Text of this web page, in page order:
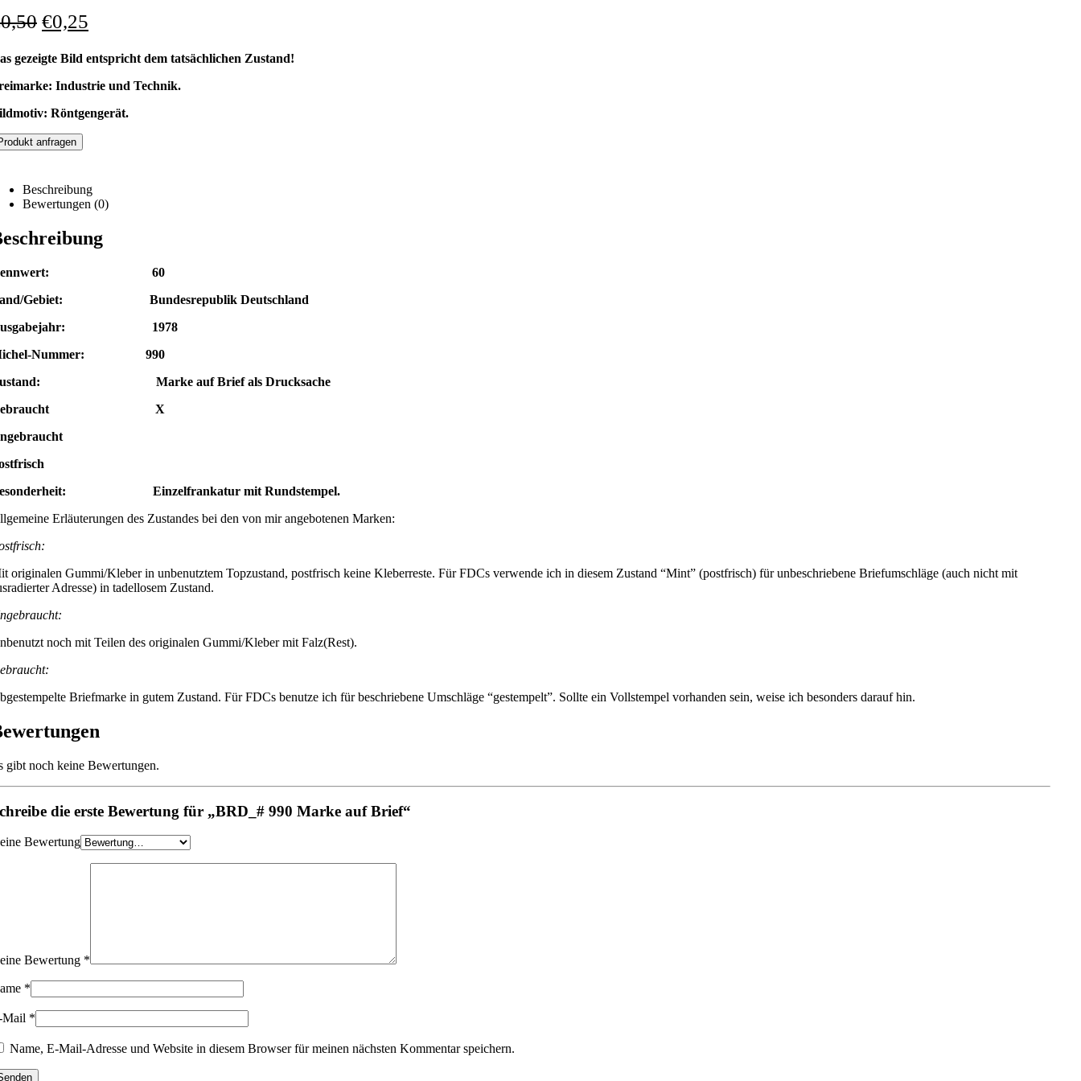
0,50 €0,25
gezeigte Bild entspricht dem tatsächlichen Zustand!
Industrie und Technik.
Röntgengerät.
anfragen
Beschreibung
Bewertungen (0)
60
Gebiet: Bundesrepublik Deutschland
1978
Nummer: 990
Marke auf Brief als Drucksache
X
Einzelfrankatur mit Rundstempel.
Erläuterungen des Zustandes bei den von mir angebotenen Marken:
originalen Gummi/Kleber in unbenutztem Topzustand, postfrisch keine Kleberreste. Für FDCs verwende ich in diesem Zustand “Mint” (postfrisch) für unbeschriebene Briefumschläge (auch nicht mit
Adresse) in tadellosem Zustand.
noch mit Teilen des originalen Gummi/Kleber mit Falz(Rest).
Briefmarke in gutem Zustand. Für FDCs benutze ich für beschriebene Umschläge “gestempelt”. Sollte ein Vollstempel vorhanden sein, weise ich besonders darauf hin.
gibt noch keine Bewertungen.
die erste Bewertung für „BRD_# 990 Marke auf Brief“
Bewertung
Bewertung *
*
Mail *
Name, E-Mail-Adresse und Website in diesem Browser für meinen nächsten Kommentar speichern.